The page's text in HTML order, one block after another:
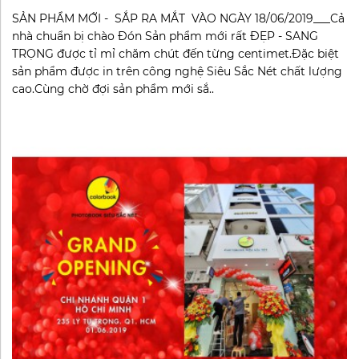
SẢN PHẨM MỚI - SẮP RA MẮT VÀO NGÀY 18/06/2019___Cả
nhà chuẩn bị chào Đón Sản phẩm mới rất ĐẸP - SANG
TRỌNG được tỉ mỉ chăm chút đến từng centimet.Đặc biệt
sản phẩm được in trên công nghệ Siêu Sắc Nét chất lượng
cao.Cùng chờ đợi sản phẩm mới sắ..